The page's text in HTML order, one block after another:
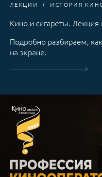
ЛЕКЦИИ ИСТОРИЯ
Кино и сигареты.
Подробно разбираем,
на экране.